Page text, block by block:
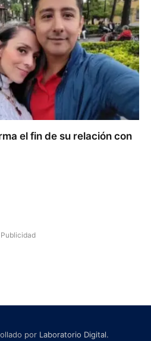
el fin de su relación con
Publicidad
por Laboratorio Digital.